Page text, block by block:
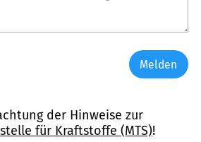
Melden
der Hinweise zur
für Kraftstoffe (MTS)!